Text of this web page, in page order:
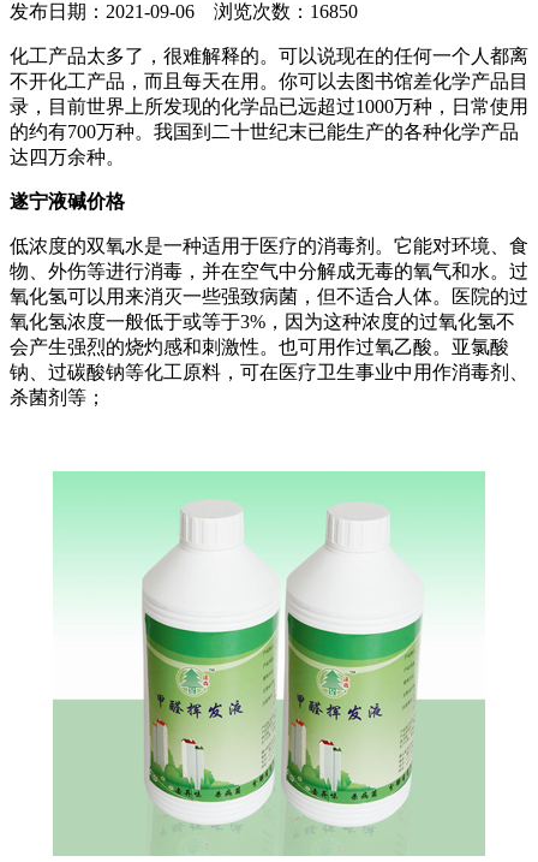
发布日期：2021-09-06 浏览次数：16850
化工产品太多了，很难解释的。可以说现在的任何一个人都离
不开化工产品，而且每天在用。你可以去图书馆差化学产品目
录，目前世界上所发现的化学品已远超过1000万种，日常使用
的约有700万种。我国到二十世纪末已能生产的各种化学产品
达四万余种。
遂宁液碱价格
低浓度的双氧水是一种适用于医疗的消毒剂。它能对环境、食
物、外伤等进行消毒，并在空气中分解成无毒的氧气和水。过
氧化氢可以用来消灭一些强致病菌，但不适合人体。医院的过
氧化氢浓度一般低于或等于3%，因为这种浓度的过氧化氢不
会产生强烈的烧灼感和刺激性。也可用作过氧乙酸。亚氯酸
钠、过碳酸钠等化工原料，可在医疗卫生事业中用作消毒剂、
杀菌剂等；